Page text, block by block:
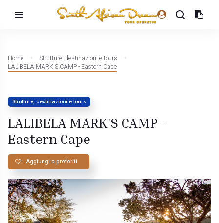
Home
Strutture, destinazioni e tours
LALIBELA MARK'S CAMP - Eastern Cape
Strutture, destinazioni e tours
LALIBELA MARK'S CAMP -
Eastern Cape
Aggiungi a preferiti